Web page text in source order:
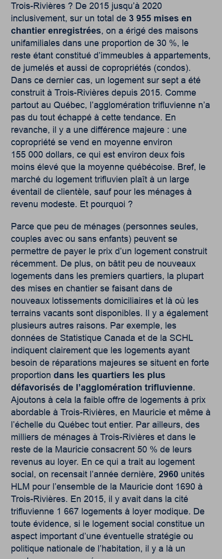
Trois-Rivières ? De 2015 jusqu’à 2020
inclusivement, sur un total de3 955 mises en
chantier enregistrées, on a érigé des maisons
unifamiliales dans une proportion de 30 %, le
reste étant constitué d’immeubles à appartements,
de jumelés et aussi de copropriétés (condos).
Dans ce dernier cas, un logement sur sept a été
construit à Trois-Rivières depuis 2015. Comme
partout au Québec, l’agglomération trifluvienne n’a
pas du tout échappé à cette tendance. En
revanche, il y a une différence majeure : une
copropriété se vend en moyenne environ
155 000 dollars, ce qui est environ deux fois
moins élevé que la moyenne québécoise. Bref, le
marché du logement trifluvien plaît à un large
éventail de clientèle, sauf pour les ménages à
revenu modeste. Et pourquoi ?
Parce que peu de ménages (personnes seules,
couples avec ou sans enfants) peuvent se
permettre de payer le prix d’un logement construit
récemment. De plus, on bâtit peu de nouveaux
logements dans les premiers quartiers, la plupart
des mises en chantier se faisant dans de
nouveaux lotissements domiciliaires et là où les
terrains vacants sont disponibles. Il y a également
plusieurs autres raisons. Par exemple, les
données de Statistique Canada et de la SCHL
indiquent clairement que les logements ayant
besoin de réparations majeures se situent en forte
proportiondans les quartiers les plus
défavorisés de l’agglomération trifluvienne.
Ajoutons à cela la faible offre de logements à prix
abordable à Trois-Rivières, en Mauricie et même à
l’échelle du Québec tout entier. Par ailleurs, des
milliers de ménages à Trois-Rivières et dans le
reste de la Mauricie consacrent 50 % de leurs
revenus au loyer. En ce qui a trait au logement
social, on recensait l’année dernière,2960 unités
HLM pour l’ensemble de la Mauricie dont 1690 à
Trois-Rivières. En 2015, il y avait dans la cité
trifluvienne 1 667 logements à loyer modique. De
toute évidence, si le logement social constitue un
aspect important d’une éventuelle stratégie ou
politique nationale de l’habitation, il y a là un